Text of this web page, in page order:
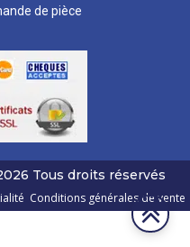
de pièce
Tous droits réservés
Conditions générales de vente